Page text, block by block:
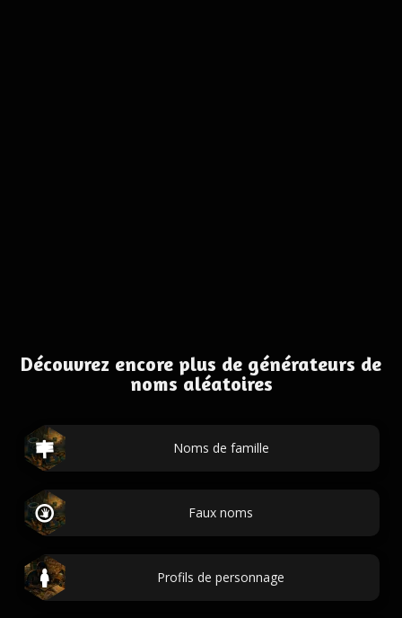
Découvrez encore plus de générateurs de
noms aléatoires
Noms de famille
Faux noms
Profils de personnage